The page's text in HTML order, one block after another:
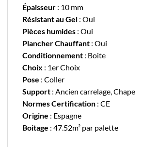
Épaisseur : 10 mm
Résistant au Gel : Oui
Pièces humides : Oui
Plancher Chauffant : Oui
Conditionnement : Boite
Choix : 1er Choix
Pose : Coller
Support : Ancien carrelage, Chape
Normes Certification : CE
Origine : Espagne
Boitage : 47.52m² par palette